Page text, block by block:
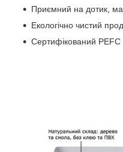
Приємний на дотик,
Екологічно чистий
Сертифікований PEFC